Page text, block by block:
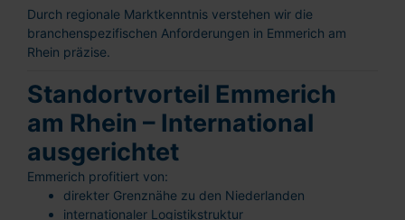
Durch regionale Marktkenntnis verstehen wir die
branchenspezifischen Anforderungen in Emmerich am
Rhein präzise.
Standortvorteil Emmerich
am Rhein – International
ausgerichtet
Emmerich profitiert von:
direkter Grenznähe zu den Niederlanden
internationaler Logistikstruktur